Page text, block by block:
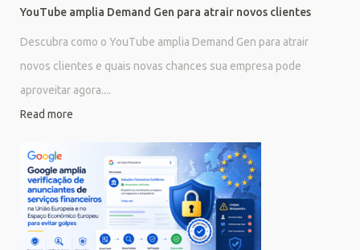
YouTube amplia Demand Gen para atrair novos clientes
Descubra como o YouTube amplia Demand Gen para atrair
novos clientes e quais novas chances sua empresa pode
aproveitar agora....
Read more